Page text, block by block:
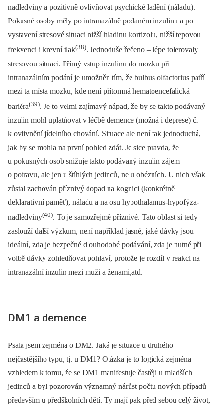
nadledviny a pozitivně ovlivňovat psychické ladění (náladu).
Pokusné osoby měly po intranazálně podaném inzulinu a po
vystavení stresové situaci nižší hladinu kortizolu, nižší tepovou
frekvenci i krevní tlak(38). Jednoduše řečeno –⁠ lépe tolerovaly
stresovou situaci. Přímý vstup inzulinu do mozku při
intranazálním podání je umožněn tím, že bulbus olfactorius patří
mezi ta místa mozku, kde není přítomná hematoencefalická
bariéra(39). Je to velmi zajímavý nápad, že by se takto podávaný
inzulin mohl uplatňovat v léčbě demence (možná i deprese) či
k ovlivnění jídelního chování. Situace ale není tak jednoduchá,
jak by se mohla na první pohled zdát. Je sice pravda, že
u pokusných osob snižuje takto podávaný inzulin zájem
o potravu, ale jen u štíhlých jedinců, ne u obézních. U nich však
zůstal zachován příznivý dopad na kognici (konkrétně
deklarativní paměť), náladu a na osu hypothalamus-hypofýza-
nadledviny(40). To je samozřejmě příznivé. Tato oblast si tedy
zaslouží další výzkum, není například jasné, jaké dávky jsou
ideální, zda je bezpečné dlouhodobé podávání, zda je nutné při
volbě dávky zohledňovat pohlaví, protože je rozdíl v reakci na
intranazální inzulin mezi muži a ženami,atd.
DM1 a demence
Psala jsem zejména o DM2. Jaká je situace u druhého
nejčastějšího typu, tj. u DM1? Otázka je to logická zejména
vzhledem k tomu, že se DM1 manifestuje častěji u mladších
jedinců a byl pozorován významný nárůst počtu nových případů
především u předškolních dětí. Ty mají pak před sebou celý život,